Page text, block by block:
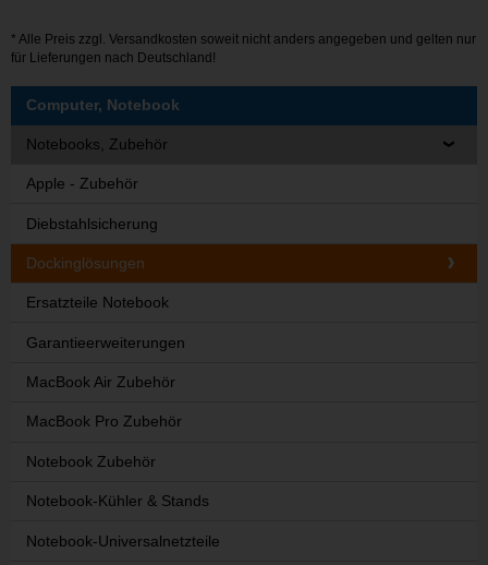
* Alle Preis zzgl. Versandkosten soweit nicht anders angegeben und gelten nur
für Lieferungen nach Deutschland!
Computer, Notebook
Notebooks, Zubehör
Apple - Zubehör
Diebstahlsicherung
Dockinglösungen
Ersatzteile Notebook
Garantieerweiterungen
MacBook Air Zubehör
MacBook Pro Zubehör
Notebook Zubehör
Notebook-Kühler & Stands
Notebook-Universalnetzteile